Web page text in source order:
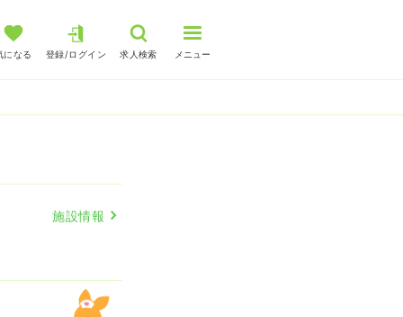
になる 登録/ログイン 求人検索 メニュー
施設情報